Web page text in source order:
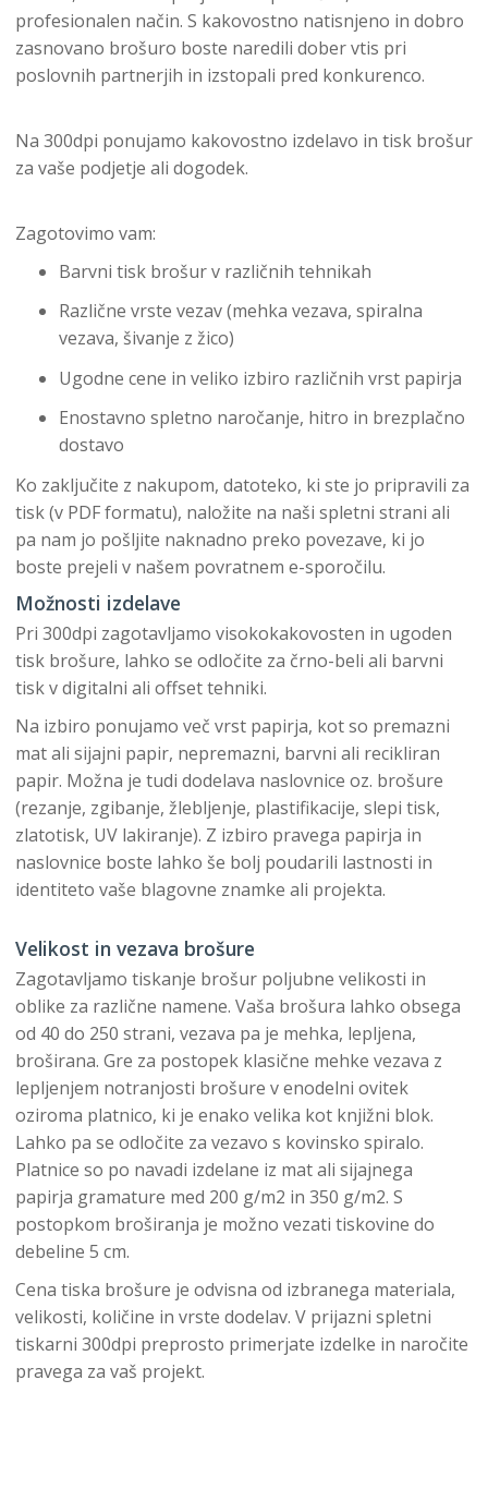
profesionalen način. S kakovostno natisnjeno in dobro
zasnovano brošuro boste naredili dober vtis pri
poslovnih partnerjih in izstopali pred konkurenco.
Na 300dpi ponujamo kakovostno izdelavo in tisk brošur
za vaše podjetje ali dogodek.
Zagotovimo vam:
Barvni tisk brošur v različnih tehnikah
Različne vrste vezav (mehka vezava, spiralna
vezava, šivanje z žico)
Ugodne cene in veliko izbiro različnih vrst papirja
Enostavno spletno naročanje, hitro in brezplačno
dostavo
Ko zaključite z nakupom, datoteko, ki ste jo pripravili za
tisk (v PDF formatu), naložite na naši spletni strani ali
pa nam jo pošljite naknadno preko povezave, ki jo
boste prejeli v našem povratnem e-sporočilu.
Možnosti izdelave
Pri 300dpi zagotavljamo visokokakovosten in ugoden
tisk brošure, lahko se odločite za črno-beli ali barvni
tisk v digitalni ali offset tehniki.
Na izbiro ponujamo več vrst papirja, kot so premazni
mat ali sijajni papir, nepremazni, barvni ali recikliran
papir. Možna je tudi dodelava naslovnice oz. brošure
(rezanje, zgibanje, žlebljenje, plastifikacije, slepi tisk,
zlatotisk, UV lakiranje). Z izbiro pravega papirja in
naslovnice boste lahko še bolj poudarili lastnosti in
identiteto vaše blagovne znamke ali projekta.
Velikost in vezava brošure
Zagotavljamo tiskanje brošur poljubne velikosti in
oblike za različne namene. Vaša brošura lahko obsega
od 40 do 250 strani, vezava pa je mehka, lepljena,
broširana. Gre za postopek klasične mehke vezava z
lepljenjem notranjosti brošure v enodelni ovitek
oziroma platnico, ki je enako velika kot knjižni blok.
Lahko pa se odločite za vezavo s kovinsko spiralo.
Platnice so po navadi izdelane iz mat ali sijajnega
papirja gramature med 200 g/m2 in 350 g/m2. S
postopkom broširanja je možno vezati tiskovine do
debeline 5 cm.
Cena tiska brošure je odvisna od izbranega materiala,
velikosti, količine in vrste dodelav. V prijazni spletni
tiskarni 300dpi preprosto primerjate izdelke in naročite
pravega za vaš projekt.